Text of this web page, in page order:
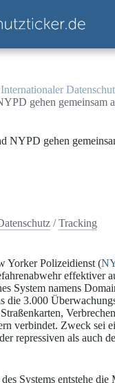
Internationaler
gehen gemeinsam
NYPD gehen
/Tracking
Yorker Polizeidienst (
effektiver
System namens
die 3.000
verbindet. Zweck sei
repressiven als auch
Systems entstehe die